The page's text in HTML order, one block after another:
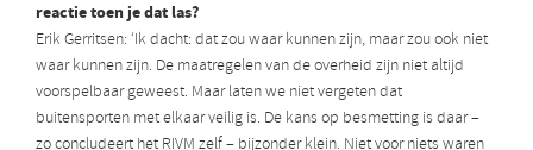
reactie toen je dat las?
Erik Gerritsen: ‘Ik dacht: dat zou waar kunnen zijn, maar zou ook niet
waar kunnen zijn. De maatregelen van de overheid zijn niet altijd
voorspelbaar geweest. Maar laten we niet vergeten dat
buitensporten met elkaar veilig is. De kans op besmetting is daar –
zo concludeert het RIVM zelf – bijzonder klein. Niet voor niets waren